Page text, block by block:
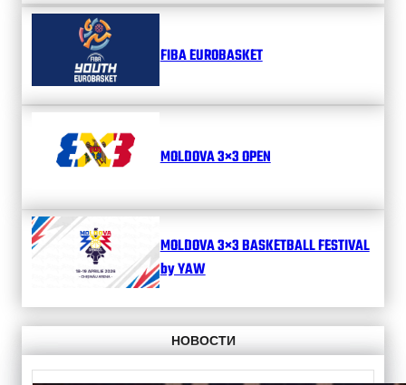
FIBA EUROBASKET
MOLDOVA 3×3 OPEN
MOLDOVA 3×3 BASKETBALL FESTIVAL
by YAW
НОВОСТИ